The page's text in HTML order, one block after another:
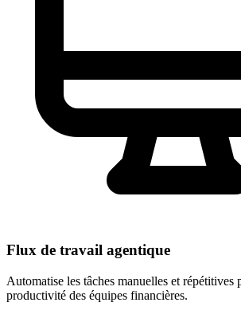
Flux de travail agentique
Automatise les tâches manuelles et répétitives
productivité des équipes financières.